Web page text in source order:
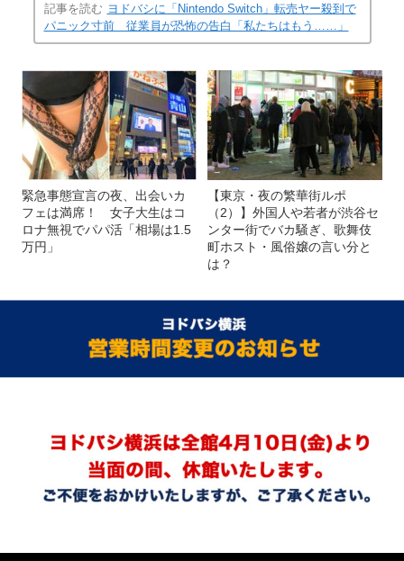
記事を読む ヨドバシに「Nintendo Switch」転売ヤー殺到で
パニック寸前 従業員が恐怖の告白「私たちはもう……」
緊急事態宣言の夜、出会いカ
フェは満席！ 女子大生はコ
ロナ無視でパパ活「相場は1.5
万円」
【東京・夜の繁華街ルポ
（2）】外国人や若者が渋谷セ
ンター街でバカ騒ぎ、歌舞伎
町ホスト・風俗嬢の言い分と
は？